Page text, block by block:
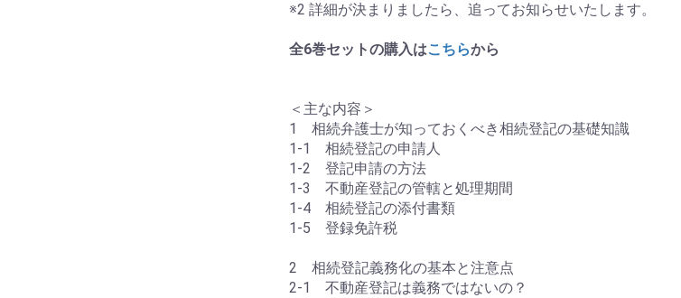
※2 詳細が決まりましたら、追ってお知らせいたします。
全6巻セットの購入はこちらから
＜主な内容＞
1 相続弁護士が知っておくべき相続登記の基礎知識
1-1 相続登記の申請人
1-2 登記申請の方法
1-3 不動産登記の管轄と処理期間
1-4 相続登記の添付書類
1-5 登録免許税
2 相続登記義務化の基本と注意点
2-1 不動産登記は義務ではないの？